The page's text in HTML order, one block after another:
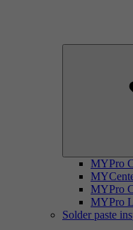
MYPro
MYPro
MYPro
Solder paste